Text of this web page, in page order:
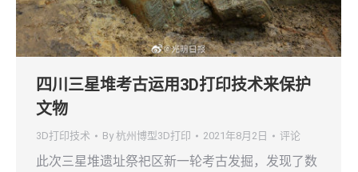
四川三星堆考古运用3D打印技术来保护
文物
3D打印技术 By 杭州博型3D打印 2021年8月2日 评论
此次三星堆遗址祭祀区新一轮考古发掘，发现了数